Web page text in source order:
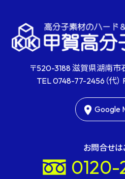
〒520-3188 滋賀県湖南市
TEL0748-77-2456 （代
Google
お問合せは
0120-